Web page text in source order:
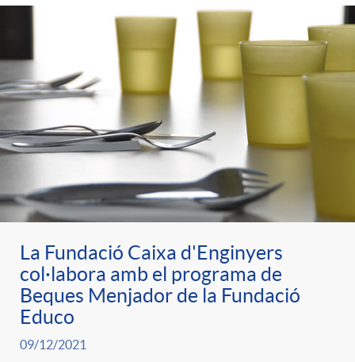
La Fundació Caixa d'Enginyers
col·labora amb el programa de
Beques Menjador de la Fundació
Educo
09/12/2021